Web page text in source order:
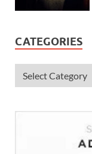
CATEGORIES